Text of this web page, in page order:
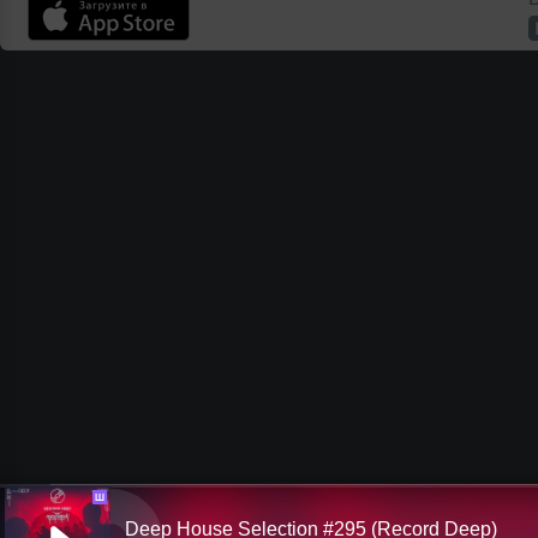
Ш
Deep House Selection #295 (Record Deep)